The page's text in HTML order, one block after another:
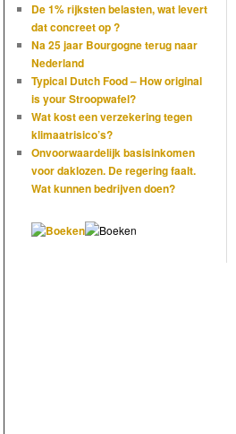
De 1% rijksten belasten, wat levert
dat concreet op ?
Na 25 jaar Bourgogne terug naar
Nederland
Typical Dutch Food – How original
is your Stroopwafel?
Wat kost een verzekering tegen
klimaatrisico’s?
Onvoorwaardelijk basisinkomen
voor daklozen. De regering faalt.
Wat kunnen bedrijven doen?